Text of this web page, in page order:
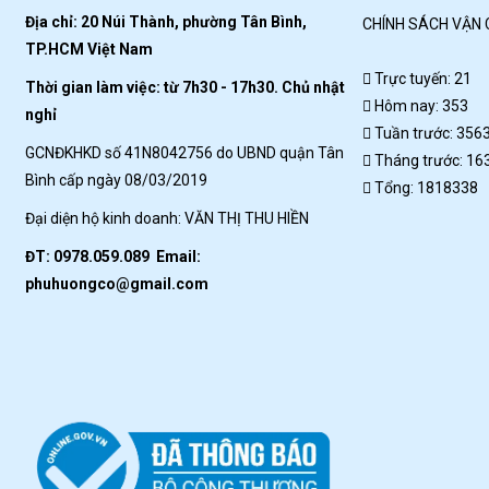
Địa chỉ: 20 Núi Thành, phường Tân Bình,
TP.HCM Việt Nam
Thời gian làm việc: từ 7h30 - 17h30. Chủ nhật
nghỉ
GCNĐKHKD số 41N8042756 do UBND quận Tân
Bình cấp ngày 08/03/2019
Đại diện hộ kinh doanh: VĂN THỊ THU HIỀN
ĐT: 0978.059.089 Email:
phuhuongco@gmail.com
CHÍNH SÁCH VẬN
Trực tuyến: 21
Hôm nay: 353
Tuần trước:
Tháng trước:
Tổng: 1818338